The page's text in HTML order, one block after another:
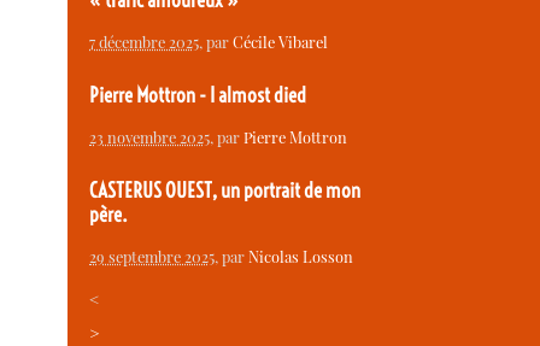
7 décembre 2025, parCécile Vibarel
Pierre Mottron - I almost died
23 novembre 2025, parPierre Mottron
CASTERUS OUEST, un portrait de mon
père.
29 septembre 2025, parNicolas Losson
<
>